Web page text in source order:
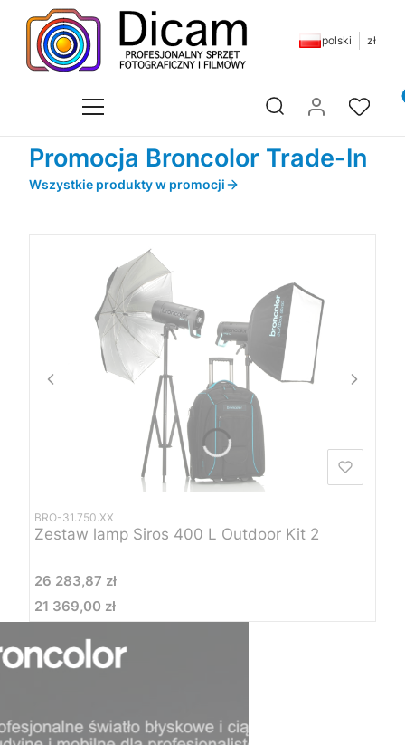
polski zł
Otwórz wyszukiwarkę
Promocja Broncolor Trade-In
Wszystkie produkty w promocji
BRO-31.750.XX
Zestaw lamp Siros 400 L Outdoor Kit 2
Cena
26 283,87 zł
Cena
21 369,00 zł